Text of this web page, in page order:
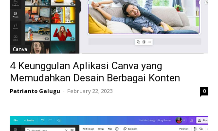
Canva
4 Keunggulan Aplikasi Canva yang
Memudahkan Desain Berbagai Konten
Patrianto Galugu - February 22, 2023 0